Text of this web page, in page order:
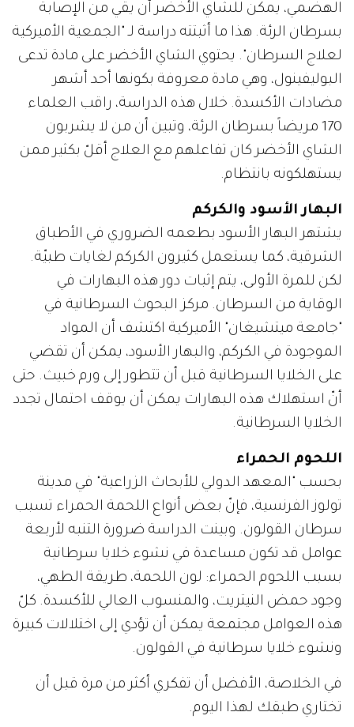
الهضمي، يمكن للشاي الأخضر أن يقي من الإصابة
بسرطان الرئة. هذا ما أثبتته دراسة لـ "الجمعية الأميركية
لعلاج السرطان". يحتوي الشاي الأخضر على مادة تدعى
البوليفينول، وهي مادة معروفة بكونها أحد أشهر
مضادات الأكسدة. خلال هذه الدراسة، راقب العلماء
170 مريضاً بسرطان الرئة، وتبين أن من لا يشربون
الشاي الأخضر كان تفاعلهم مع العلاج أقلّ بكثير ممن
يستهلكونه بانتظام.
البهار الأسود والكركم
يشتهر البهار الأسود بطعمه الضروري في الأطباق
الشرقية، كما يستعمل كثيرون الكركم لغايات طبيّة.
لكن للمرة الأولى، يتم إثبات دور هذه البهارات في
الوقاية من السرطان. مركز البحوث السرطانية في
"جامعة ميتشيغان" الأميركية اكتشف أن المواد
الموجودة في الكركم، والبهار الأسود، يمكن أن تقضي
على الخلايا السرطانية قبل أن تتطور إلى ورم خبيث. حتى
أنّ استهلاك هذه البهارات يمكن أن يوقف احتمال تجدد
الخلايا السرطانية.
اللحوم الحمراء
بحسب "المعهد الدولي للأبحاث الزراعية" في مدينة
تولوز الفرنسية، فإنّ بعض أنواع اللحمة الحمراء تسبب
سرطان القولون. وبينت الدراسة ضرورة التنبه لأربعة
عوامل قد تكون مساعدة في نشوء خلايا سرطانية
بسبب اللحوم الحمراء: لون اللحمة، طريقة الطهي،
وجود حمض النيتريت، والمنسوب العالي للأكسدة. كلّ
هذه العوامل مجتمعة يمكن أن تؤدي إلى اختلالات كبيرة
ونشوء خلايا سرطانية في القولون.
في الخلاصة، الأفضل أن تفكري أكثر من مرة قبل أن
تختاري طبقك لهذا اليوم.